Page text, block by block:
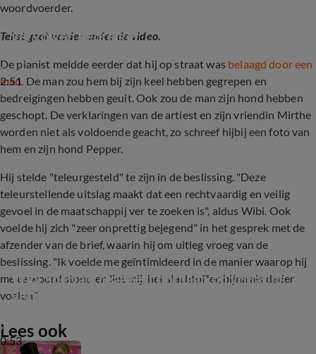
woordvoerder.
Tekst gaat verder onder de video.
2:51
vervolgen bedreiger
De pianist meldde eerder dat hij op straat was belaagd door een
man. De man zou hem bij zijn keel hebben gegrepen en
bedreigingen hebben geuit. Ook zou de man zijn hond hebben
geschopt. De verklaringen van de artiest en zijn vriendin Mirthe
worden niet als voldoende geacht, zo schreef hijbij een foto van
hem en zijn hond Pepper.
Hij stelde "teleurgesteld" te zijn in de beslissing. "Deze
teleurstellende uitslag maakt dat een rechtvaardig en veilig
gevoel in de maatschappij ver te zoeken is", aldus Wibi. Ook
voelde hij zich "zeer onprettig bejegend" in het gesprek met de
afzender van de brief, waarin hij om uitleg vroeg van de
beslissing. "Ik voelde me geïntimideerd in de manier waarop hij
me te woord stond en liet mij, het slachtoffer, bijna als dader
voelen."
0:53
Wibi Soerjadi reageert ontdaan op vrijlating
verdachten
Lees ook